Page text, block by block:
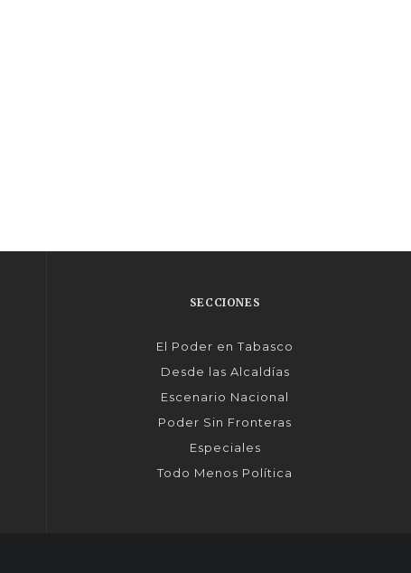
SECCIONES
El Poder en Tabasco
Desde las Alcaldías
Escenario Nacional
Poder Sin Fronteras
Especiales
Todo Menos Política